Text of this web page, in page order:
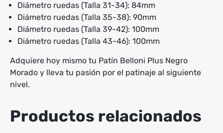
Diámetro ruedas (Talla 31-34): 84mm
Diámetro ruedas (Talla 35-38): 90mm
Diámetro ruedas (Talla 39-42): 100mm
Diámetro ruedas (Talla 43-46): 100mm
Adquiere hoy mismo tu Patín Belloni Plus Negro
Morado y lleva tu pasión por el patinaje al siguiente
nivel.
Productos relacionados